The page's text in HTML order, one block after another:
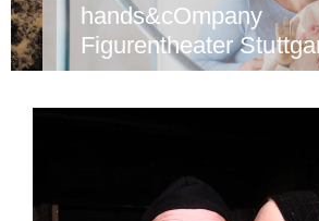
hands&cOmpany
Figurentheater